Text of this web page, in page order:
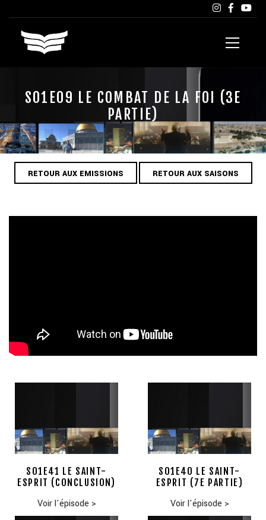
S01E09 LE COMBAT DE LA FOI (3E
PARTIE)
RETOUR AUX EMISSIONS RETOUR AUX SAISONS
S01E41 LE SAINT-
ESPRIT (CONCLUSION)
Voir l'épisode >
S01E40 LE SAINT-
ESPRIT (7E PARTIE)
Voir l'épisode >